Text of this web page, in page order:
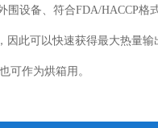
围设备、符合FDA/HACCP格
因此可以快速获得最大热量输
可作为烘箱用。